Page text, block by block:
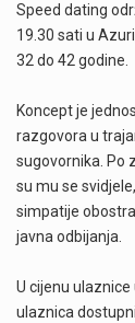
Speed dating
19.30 sati u
32 do 42 godine.
Koncept je
razgovora u
sugovornika. Po
su mu se
simpatije
javna odbijanja.
U cijenu
ulaznica